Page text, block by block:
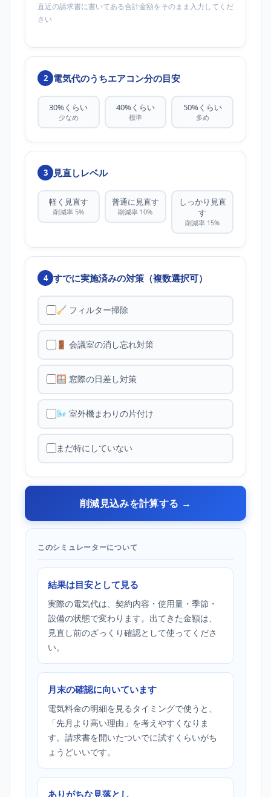
直近の請求書に書いてある合計金額をそのまま入力してくだ
さい
2 電気代のうちエアコン分の目安
30%くらい
少なめ
40%くらい
標準
50%くらい
多め
3 見直しレベル
軽く見直す
削減率 5%
普通に見直す
削減率 10%
しっかり見直
す
削減率 15%
4 すでに実施済みの対策（複数選択可）
🧹 フィルター掃除
🚪 会議室の消し忘れ対策
🪟 窓際の日差し対策
🌬️ 室外機まわりの片付け
まだ特にしていない
削減見込みを計算する →
このシミュレーターについて
結果は目安として見る
実際の電気代は、契約内容・使用量・季節・
設備の状態で変わります。出てきた金額は、
見直し前のざっくり確認として使ってくださ
い。
月末の確認に向いています
電気料金の明細を見るタイミングで使うと、
「先月より高い理由」を考えやすくなりま
す。請求書を開いたついでに試すくらいがち
ょうどいいです。
ありがちな見落とし